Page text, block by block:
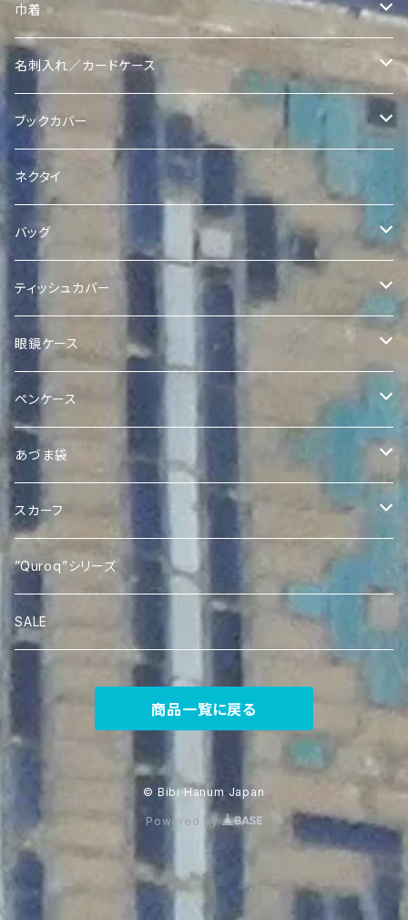
ヴィンテージスザニポーチ
ヴィンテージスザニポーチ
ヴィンテージスザニコインポーチ
Ikatポーチ
Quroqポーチ
Quroqコインポーチ
クラッチ
巾着
Quroqリバーシブル巾着
Ikat Pearl 巾着
名刺入れ／カードケース
Quroq名刺入れ
ブックカバー
Quroqブックカバー
ネクタイ
バッグ
Quilted Ikat Bag with Pom-Poms
Quilted Ikat Tote Bag
Expandable Ikat Bag
Quroqミニトート
ティッシュカバー
ボックスティッシュカバー
ポケットティッシュケース
アドラスポケットティッシュケース
Quroqポケットティッシュケース
眼鏡ケース
Quroq眼鏡ケース
ペンケース
Quroqペンケース
あづま袋
Ikat あづま袋
スカーフ
Silk Ikat Scarf
”Quroq”シリーズ
SALE
商品一覧に戻る
© Bibi Hanum Japan
Powered by